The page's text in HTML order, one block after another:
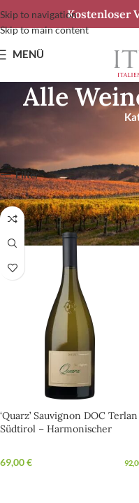
Skip to navigation
Skip to main content
Kostenloser
MENÜ
Alle
Ergebnisse 1 – 12 von 196
Filter
‘Quarz’ Sauvignon DOC Terlan
Südtirol – Harmonischer
69,00€